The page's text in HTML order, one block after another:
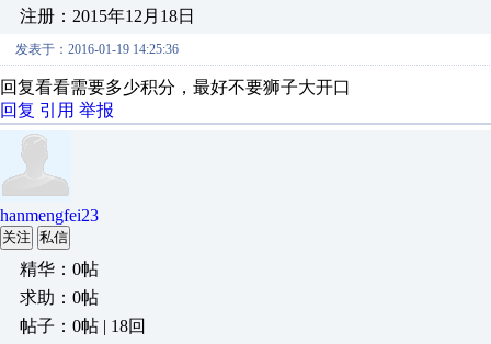
注册：2015年12月18日
发表于：2016-01-19 14:25:36
回复看看需要多少积分，最好不要狮子大开口
回复 引用 举报
hanmengfei23
关注 私信
精华：0帖
求助：0帖
帖子：0帖 | 18回